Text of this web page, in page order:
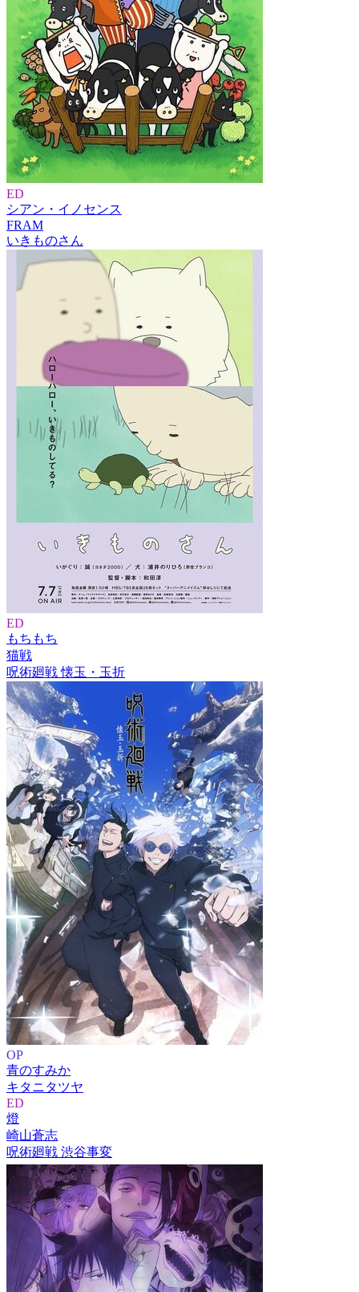
ED
シアン・イノセンス
FRAM
いきものさん
ED
もちもち
猫戦
呪術廻戦 懐玉・玉折
OP
青のすみか
キタニタツヤ
ED
燈
崎山蒼志
呪術廻戦 渋谷事変